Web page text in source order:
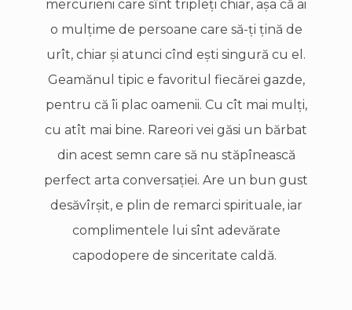
mercurieni care sînt tripleţi chiar, aşa că ai
o mulţime de persoane care să-ţi ţină de
urît, chiar şi atunci cînd eşti singură cu el.
Geamănul tipic e favoritul fiecărei gazde,
pentru că îi plac oamenii. Cu cît mai mulţi,
cu atît mai bine. Rareori vei găsi un bărbat
din acest semn care să nu stăpînească
perfect arta conversaţiei. Are un bun gust
desăvîrşit, e plin de remarci spirituale, iar
complimentele lui sînt adevărate
capodopere de sinceritate caldă.